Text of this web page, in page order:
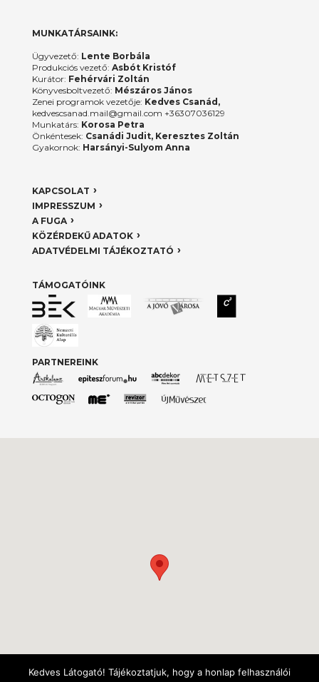
MUNKATÁRSAINK:
Ügyvezető: Lente Borbála
Produkciós vezető: Asbót Kristóf
Kurátor: Fehérvári Zoltán
Könyvesboltvezető: Mészáros János
Zenei programok vezetője: Kedves Csanád,
kedvescsanad.mail@gmail.com +36307036129
Munkatárs: Korosa Petra
Önkéntesek: Csanádi Judit, Keresztes Zoltán
Gyakornok: Harsányi-Sulyom Anna
KAPCSOLAT
IMPRESSZUM
A FUGA
KÖZÉRDEKŰ ADATOK
ADATVÉDELMI TÁJÉKOZTATÓ
TÁMOGATÓINK
PARTNEREINK
Kedves Látogató! Tájékoztatjuk, hogy a honlap felhasználói